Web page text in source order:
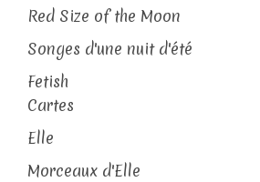
Red Size of the Moon
Songes d'une nuit d'été
Fetish
Cartes
Elle
Morceaux d'Elle